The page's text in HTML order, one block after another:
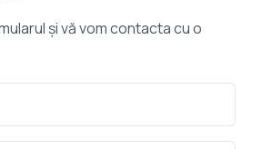
și vă vom contacta cu o